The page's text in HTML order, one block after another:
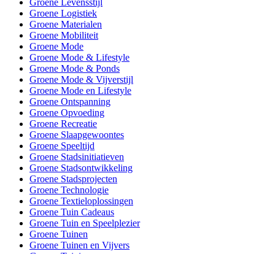
Groene Logistiek
Groene Materialen
Groene Mobiliteit
Groene Mode
Groene Mode & Lifestyle
Groene Mode & Ponds
Groene Mode & Vijverstijl
Groene Mode en Lifestyle
Groene Ontspanning
Groene Opvoeding
Groene Recreatie
Groene Slaapgewoontes
Groene Speeltijd
Groene Stadsinitiatieven
Groene Stadsontwikkeling
Groene Stadsprojecten
Groene Technologie
Groene Textieloplossingen
Groene Tuin Cadeaus
Groene Tuin en Speelplezier
Groene Tuinen
Groene Tuinen en Vijvers